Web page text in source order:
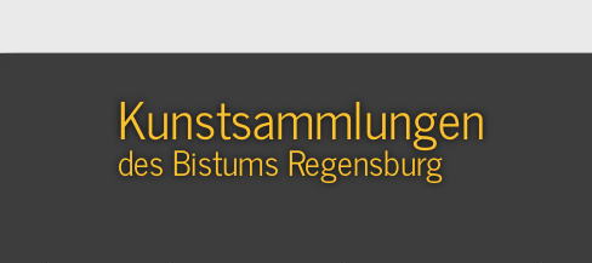
Kunstsammlungen
des Bistums Regensburg